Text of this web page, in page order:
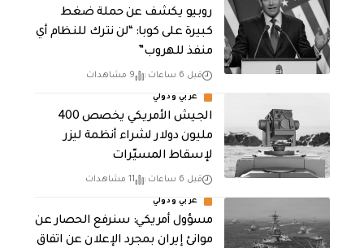
روبيو يكشف عن حملة ضغط
كبيرة على كوبا: “لن نترك للنظام أي
منفذ للهروب”
قبل 6 ساعات 9 مشاهدات
عربي ودولي
الجيش الأمريكي يخصص 400
مليون دولار لشراء أنظمة ليزر
لإسقاط المسيّرات
قبل 6 ساعات 11 مشاهدات
عربي ودولي
مسؤول أمريكي: سنرفع الحصار عن
موانئ إيران بمجرد الإعلان عن اتفاق